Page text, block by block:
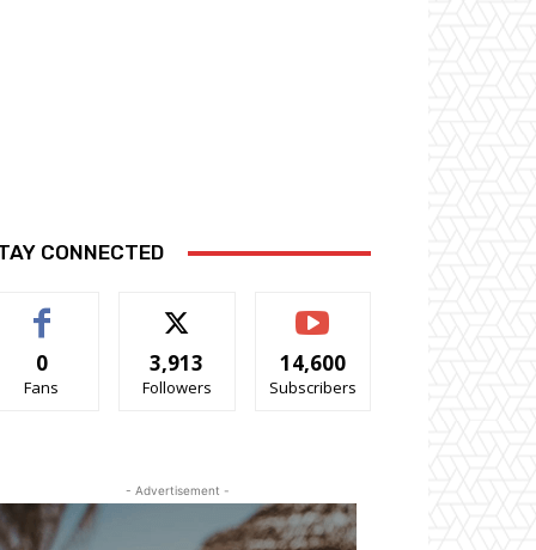
CONNECTED
0
Fans
3,913
Followers
14,600
Subscribers
- Advertisement -